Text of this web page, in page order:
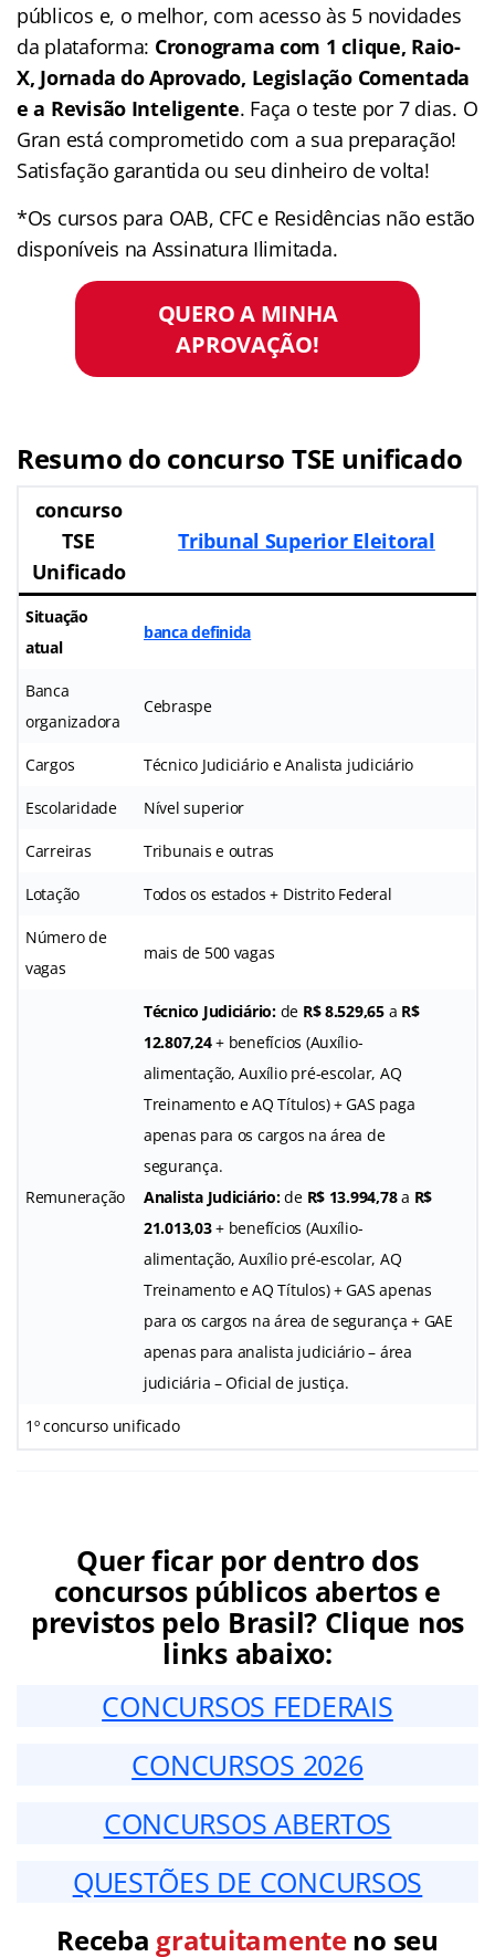
públicos e, o melhor, com acesso às 5 novidades
da plataforma: Cronograma com 1 clique, Raio-
X, Jornada do Aprovado, Legislação Comentada
e a Revisão Inteligente. Faça o teste por 7 dias. O
Gran está comprometido com a sua preparação!
Satisfação garantida ou seu dinheiro de volta!
*Os cursos para OAB, CFC e Residências não estão
disponíveis na Assinatura Ilimitada.
QUERO A MINHA
APROVAÇÃO!
Resumo do concurso TSE unificado
concurso
TSE
Unificado
Tribunal Superior Eleitoral
Situação
atual
banca definida
Banca
organizadora
Cebraspe
Cargos Técnico Judiciário e Analista judiciário
Escolaridade Nível superior
Carreiras Tribunais e outras
Lotação Todos os estados + Distrito Federal
Número de
vagas
mais de 500 vagas
Remuneração
Técnico Judiciário:de R$ 8.529,65a R$
12.807,24+ benefícios (Auxílio-
alimentação, Auxílio pré-escolar, AQ
Treinamento e AQ Títulos) + GAS paga
apenas para os cargos na área de
segurança.
Analista Judiciário:de R$ 13.994,78a R$
21.013,03+ benefícios (Auxílio-
alimentação, Auxílio pré-escolar, AQ
Treinamento e AQ Títulos) + GAS apenas
para os cargos na área de segurança + GAE
apenas para analista judiciário – área
judiciária – Oficial de justiça.
1º concurso unificado
Quer ficar por dentro dos
concursos públicos abertos e
previstos pelo Brasil? Clique nos
links abaixo:
CONCURSOS FEDERAIS
CONCURSOS 2026
CONCURSOS ABERTOS
QUESTÕES DE CONCURSOS
Receba gratuitamenteno seu